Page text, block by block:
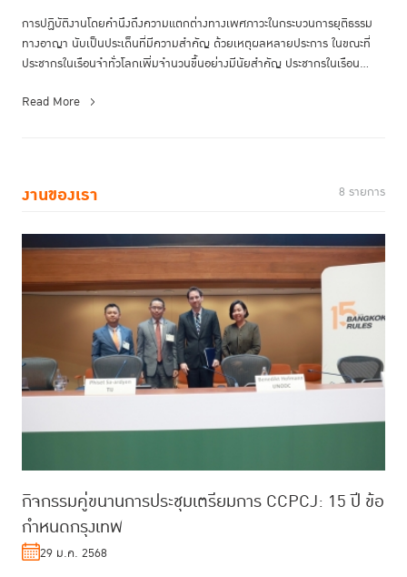
การปฏิบัติงานโดยคำนึงถึงความแตกต่างทางเพศภาวะในกระบวนการยุติธรรม
ทางอาญา นับเป็นประเด็นที่มีความสำคัญ ด้วยเหตุผลหลายประการ ในขณะที่
ประชากรในเรือนจำทั่วโลกเพิ่มจำนวนขึ้นอย่างมีนัยสำคัญ ประชากรในเรือน
Read More
งานของเรา 8 รายการ
กิจกรรมคู่ขนานการประชุมเตรียมการ CCPCJ: 15 ปี ข้อ
กำหนดกรุงเทพ
29 ม.ค. 2568